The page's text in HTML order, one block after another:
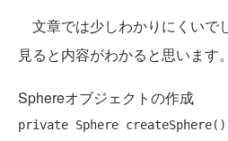
文章では少しわかりにくいで
見ると内容がわかると思います。
Sphereオブジェクトの作成
private Sphere